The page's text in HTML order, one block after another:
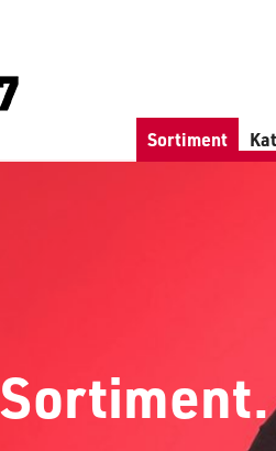
Sortiment